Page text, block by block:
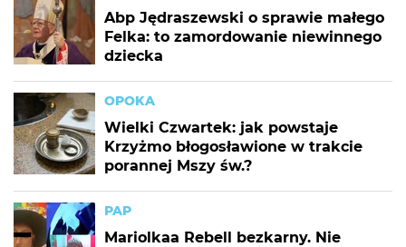
Abp Jędraszewski o sprawie małego
Felka: to zamordowanie niewinnego
dziecka
OPOKA
Wielki Czwartek: jak powstaje
Krzyżmo błogosławione w trakcie
porannej Mszy św.?
PAP
Mariolkaa Rebell bezkarny. Nie